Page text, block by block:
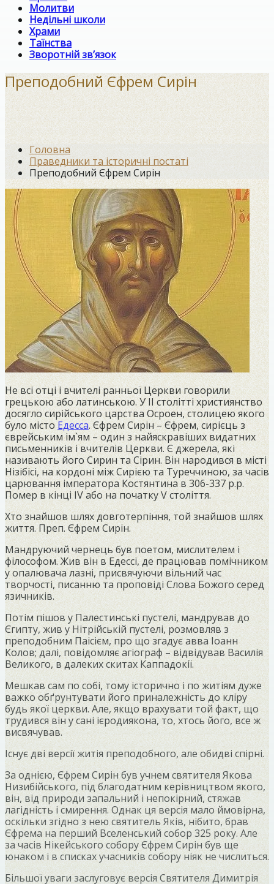
Молитви
Недільні школи
Храми
Таїнства
Зворотній зв’язок
Преподобний Єфрем Сирін
Головна
Праведники та історичні постаті
Преподобний Єфрем Сирін
Не всі отці і вчителі ранньої Церкви говорили
грецькою або латинською. У II столітті християнство
досягло сирійського царства Осроен, столицею якого
було містоЕдесса. Єфрем Сирін – Єфрем, сирієць з
єврейським ім`ям – один з найяскравіших видатних
письменників і вчителів Церкви. Є джерела, які
називають його Сирин та Сірин. Він народився в місті
Нізібісі, на кордоні між Сирією та Туреччиною, за часів
царювання імператора Костянтина в 306-337 р.р.
Помер в кінці IV або на початку V століття.
Хто знайшов шлях довготерпіння, той знайшов шлях
життя. Преп. Єфрем Сирін.
Мандруючий чернець був поетом, мислителем і
філософом. Жив він в Едессі, де працював помічником
у опалювача лазні, присвячуючи вільний час
творчості, писанню та проповіді Слова Божого серед
язичників.
Потім пішов у Палестинські пустелі, мандрував до
Єгипту, жив у Нітрійській пустелі, розмовляв з
преподобним Паісієм, про що згадує авва Іоанн
Колов; далі, повідомляє агіограф – відвідував Василія
Великого, в далеких скитах Каппадокії.
Мешкав сам по собі, тому історично і по житіям дуже
важко обґрунтувати його приналежність до кліру
будь якої церкви. Але, якщо врахувати той факт, що
трудився він у сані ієродиякона, то, хтось його, все ж
висвячував.
Існує дві версії житія преподобного, але обидві спірні.
За однією, Єфрем Сирін був учнем святителя Якова
Низибійського, під благодатним керівництвом якого,
він, від природи запальний і непокірний, стяжав
лагідність і смирення. Однак ця версія мало ймовірна,
оскільки згідно з нею святитель Яків, нібито, брав
Єфрема на перший Вселенський собор 325 року. Але
за часів Нікейського собору Єфрем Сирін був ще
юнаком і в списках учасників собору ніяк не числиться.
Більшої уваги заслуговує версія Святителя Димитрія